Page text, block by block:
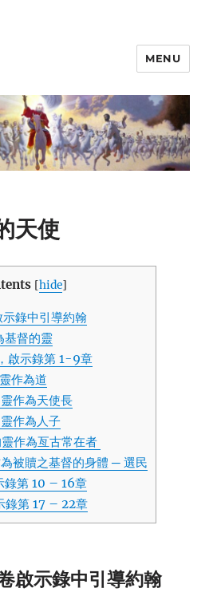
MENU
天使
[hide]
錄中引導約翰
基督的靈
啟示錄第 1-9章
作為道
作為天使長
作為人子
作為亙古常在者
被贖之基督的身體 ─ 選民
錄第 10 – 16章
錄第 17 – 22章
啟示錄中引導約翰